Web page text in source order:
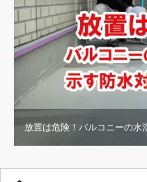
放置は危険！バルコニーの水